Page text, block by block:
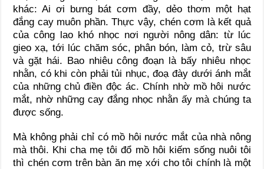
khác: Ai ơi bưng bát cơm đầy, dẻo thơm một hạt
đắng cay muôn phần. Thực vậy, chén cơm là kết quả
của công lao khó nhọc nơi người nông dân: từ lúc
gieo xạ, tới lúc chăm sóc, phân bón, làm cỏ, trừ sâu
và gặt hái. Bao nhiêu công đoạn là bấy nhiêu nhọc
nhằn, có khi còn phải tủi nhục, đoạ đày dưới ánh mắt
của những chủ điền độc ác. Chính nhờ mồ hôi nước
mắt, nhờ những cay đắng nhọc nhằn ấy mà chúng ta
được sống.
Mà không phải chỉ có mồ hôi nước mắt của nhà nông
mà thôi. Khi cha mẹ tôi đổ mồ hôi kiếm sống nuôi tôi
thì chén cơm trên bàn ăn mẹ xới cho tôi chính là một